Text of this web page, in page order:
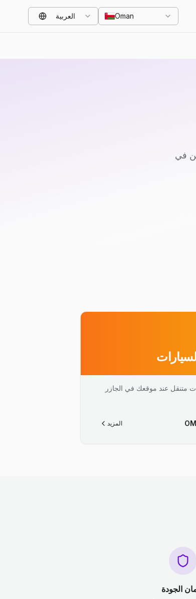
Oman العربية
في
متنقل عند موقعك في الجازر
المزيد
الجودة